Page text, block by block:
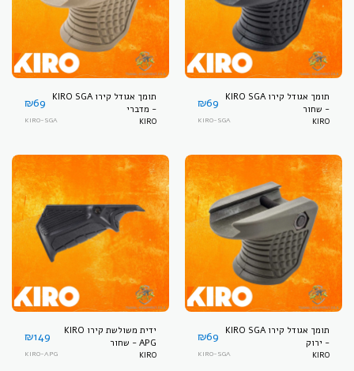
תומך אגודל קירו KIRO SGA
- שחור
₪69
KIRO
KIRO-SGA
תומך אגודל קירו KIRO SGA
- מדברי
₪69
KIRO
KIRO-SGA
תומך אגודל קירו KIRO SGA
- ירוק
₪69
KIRO
KIRO-SGA
ידית משולשת קירו KIRO
APG - שחור
₪149
KIRO
KIRO-APG